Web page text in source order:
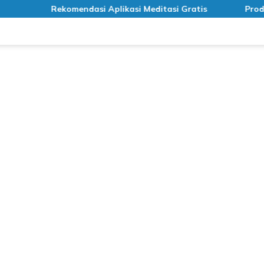
Rekomendasi Aplikasi Meditasi Gratis Produk